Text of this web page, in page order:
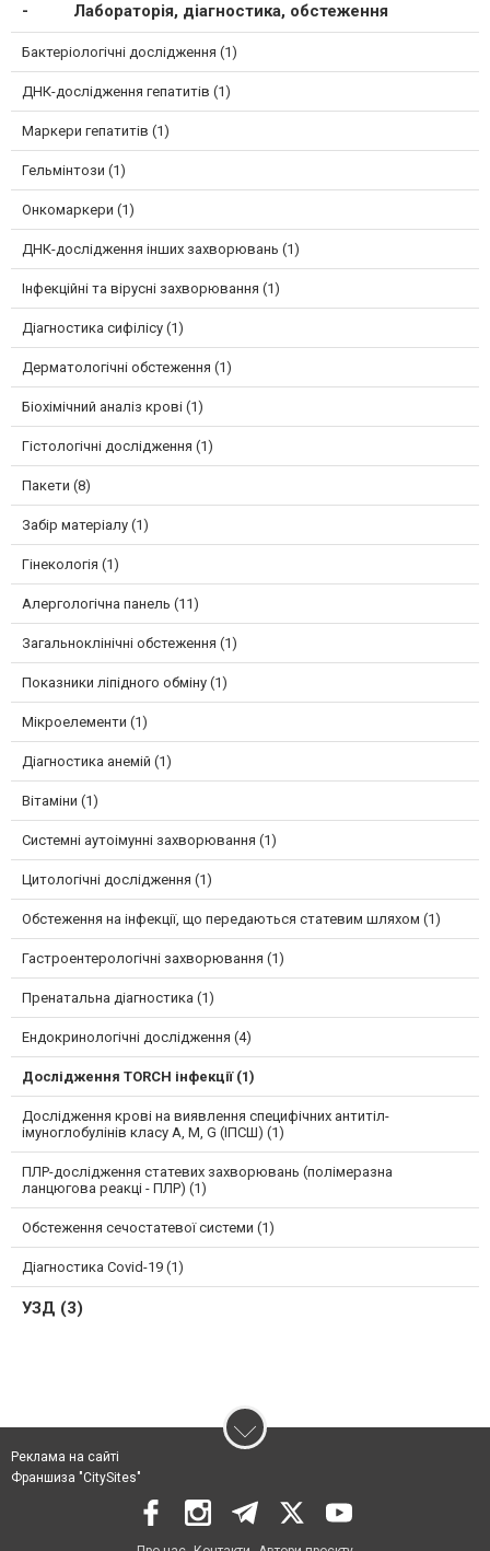
Лабораторія, діагностика, обстеження
Бактеріологічні дослідження (1)
ДНК-дослідження гепатитів (1)
Маркери гепатитів (1)
Гельмінтози (1)
Онкомаркери (1)
ДНК-дослідження інших захворювань (1)
Інфекційні та вірусні захворювання (1)
Діагностика сифілісу (1)
Дерматологічні обстеження (1)
Біохімічний аналіз крові (1)
Гістологічні дослідження (1)
Пакети (8)
Забір матеріалу (1)
Гінекологія (1)
Алергологічна панель (11)
Загальноклінічні обстеження (1)
Показники ліпідного обміну (1)
Мікроелементи (1)
Діагностика анемій (1)
Вітаміни (1)
Системні аутоімунні захворювання (1)
Цитологічні дослідження (1)
Обстеження на інфекції, що передаються статевим шляхом (1)
Гастроентерологічні захворювання (1)
Пренатальна діагностика (1)
Ендокринологічні дослідження (4)
Дослідження TORCH інфекції (1)
Дослідження крові на виявлення специфічних антитіл-
імуноглобулінів класу A, M, G (ІПСШ) (1)
ПЛР-дослідження статевих захворювань (полімеразна
ланцюгова реакці - ПЛР) (1)
Обстеження сечостатевої системи (1)
Діагностика Covid-19 (1)
УЗД (3)
Реклама на сайті
Франшиза "CitySites"